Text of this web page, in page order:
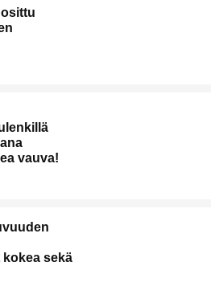
vauva!
sekä